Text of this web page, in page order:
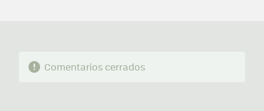
Comentarios cerrados